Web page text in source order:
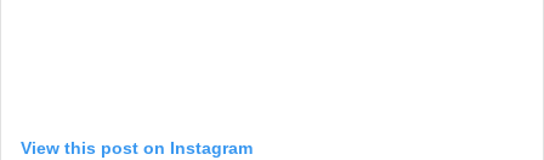
View this post on Instagram